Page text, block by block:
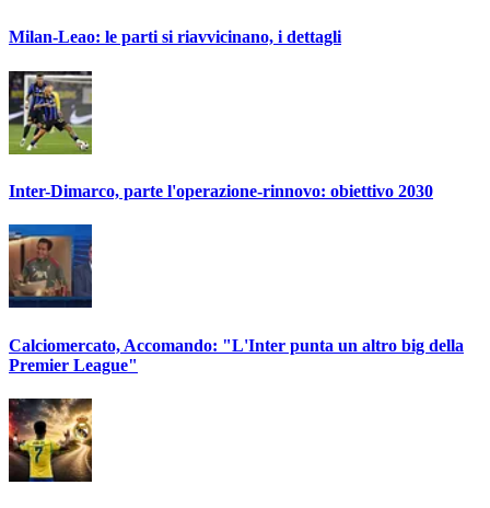
Milan-Leao: le parti si riavvicinano, i dettagli
Inter-Dimarco, parte l'operazione-rinnovo: obiettivo 2030
Calciomercato, Accomando: "L'Inter punta un altro big della
Premier League"